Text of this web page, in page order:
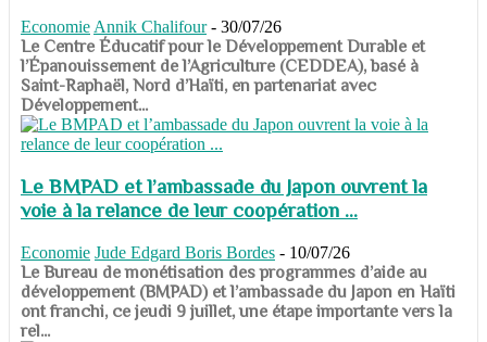
Economie Annik Chalifour - 30/07/26
​​​​​​​Le Centre Éducatif pour le Développement Durable et
l’Épanouissement de l’Agriculture (CEDDEA), basé à
Saint-Raphaël, Nord d’Haïti, en partenariat avec
Développement...
Le BMPAD et l’ambassade du Japon ouvrent la
voie à la relance de leur coopération ...
Economie Jude Edgard Boris Bordes - 10/07/26
​​​​​​​Le Bureau de monétisation des programmes d’aide au
développement (BMPAD) et l’ambassade du Japon en Haïti
ont franchi, ce jeudi 9 juillet, une étape importante vers la
rel...